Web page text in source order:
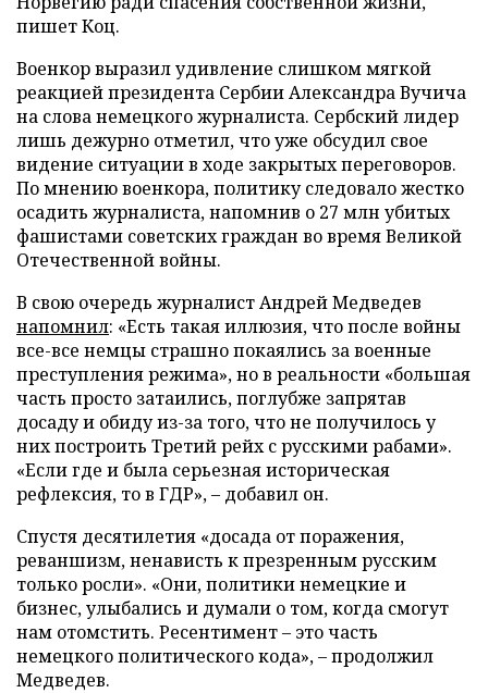
пишет Коц.
Военкор выразил удивление слишком мягкой
реакцией президента Сербии Александра Вучича
на слова немецкого журналиста. Сербский лидер
лишь дежурно отметил, что уже обсудил свое
видение ситуации в ходе закрытых переговоров.
По мнению военкора, политику следовало жестко
осадить журналиста, напомнив о 27 млн убитых
фашистами советских граждан во время Великой
Отечественной войны.
В свою очередь журналист Андрей Медведев
напомнил: «Есть такая иллюзия, что после войны
все-все немцы страшно покаялись за военные
преступления режима», но в реальности «большая
часть просто затаились, поглубже запрятав
досаду и обиду из-за того, что не получилось у
них построить Третий рейх с русскими рабами».
«Если где и была серьезная историческая
рефлексия, то в ГДР», – добавил он.
Спустя десятилетия «досада от поражения,
реваншизм, ненависть к презренным русским
только росли». «Они, политики немецкие и
бизнес, улыбались и думали о том, когда смогут
нам отомстить. Ресентимент – это часть
немецкого политического кода», – продолжил
Медведев.